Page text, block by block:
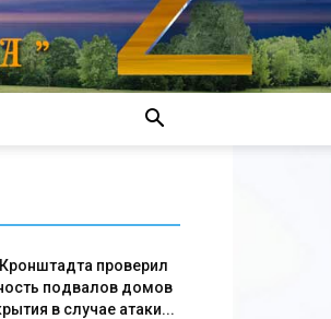
Кронштадта проверил
подвалов домов
в случае атаки...